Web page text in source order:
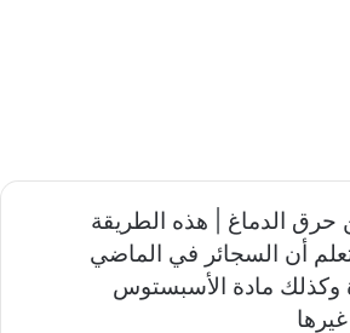
حرق الدماغ | هذه الطريقة
أن السجائر في الماضي
وكذلك مادة الأسبستوس